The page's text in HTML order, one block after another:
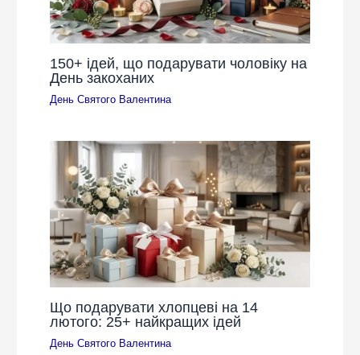
150+ ідей, що подарувати чоловіку на
День закоханих
День Святого Валентина
Що подарувати хлопцеві на 14
лютого: 25+ найкращих ідей
День Святого Валентина